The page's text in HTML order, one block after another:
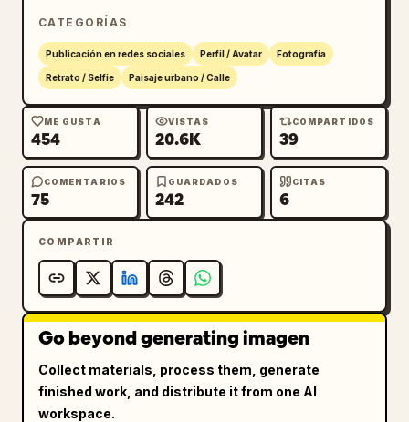
CATEGORÍAS
Publicación en redes sociales Perfil / Avatar Fotografía
Retrato / Selfie Paisaje urbano / Calle
ME GUSTA
454
VISTAS
20.6K
COMPARTIDOS
39
COMENTARIOS
75
GUARDADOS
242
CITAS
6
COMPARTIR
Go beyond generating imagen
Collect materials, process them, generate
finished work, and distribute it from one AI
workspace.